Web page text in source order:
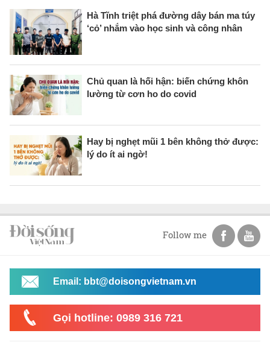
Hà Tĩnh triệt phá đường dây bán ma túy
‘cỏ’ nhắm vào học sinh và công nhân
Chủ quan là hối hận: biến chứng khôn
lường từ cơn ho do covid
Hay bị nghẹt mũi 1 bên không thở được:
lý do ít ai ngờ!
Follow me
Email: bbt@doisongvietnam.vn
Gọi hotline: 0989 316 721